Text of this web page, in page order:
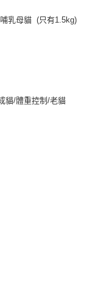
乳母貓 (只有1.5kg)
貓/體重控制/老貓